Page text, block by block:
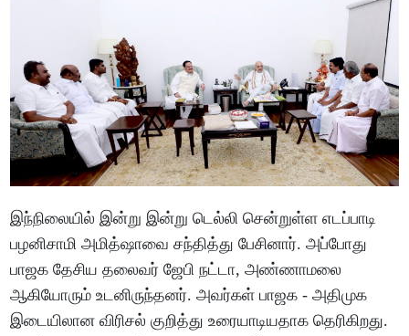
இந்நிலையில் இன்று இன்று டெல்லி சென்றுள்ள எடப்பாடி
பழனிசாமி அமித்ஷாவை சந்தித்து பேசினார். அப்போது
பாஜக தேசிய தலைவர் ஜேபி நட்டா, அண்ணாமலை
ஆகியோரும் உடனிருந்தனர். அவர்கள் பாஜக - அதிமுக
இடையிலான விரிசல் குறித்து உரையாடியதாக தெரிகிறது.